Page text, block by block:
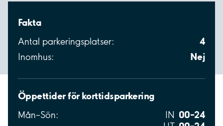
Fakta
Antal parkeringsplatser: 4
Inomhus: Nej
Öppettider för korttidsparkering
Mån–Sön: IN 00–24